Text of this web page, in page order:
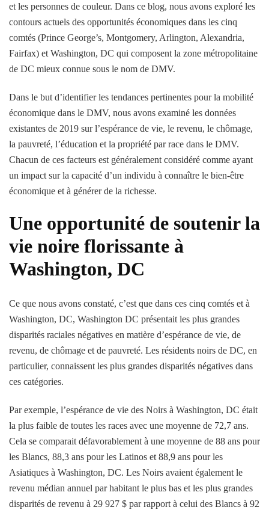
et les personnes de couleur. Dans ce blog, nous avons exploré les
contours actuels des opportunités économiques dans les cinq
comtés (Prince George’s, Montgomery, Arlington, Alexandria,
Fairfax) et Washington, DC qui composent la zone métropolitaine
de DC mieux connue sous le nom de DMV.
Dans le but d’identifier les tendances pertinentes pour la mobilité
économique dans le DMV, nous avons examiné les données
existantes de 2019 sur l’espérance de vie, le revenu, le chômage,
la pauvreté, l’éducation et la propriété par race dans le DMV.
Chacun de ces facteurs est généralement considéré comme ayant
un impact sur la capacité d’un individu à connaître le bien-être
économique et à générer de la richesse.
Une opportunité de soutenir la
vie noire florissante à
Washington, DC
Ce que nous avons constaté, c’est que dans ces cinq comtés et à
Washington, DC, Washington DC présentait les plus grandes
disparités raciales négatives en matière d’espérance de vie, de
revenu, de chômage et de pauvreté. Les résidents noirs de DC, en
particulier, connaissent les plus grandes disparités négatives dans
ces catégories.
Par exemple, l’espérance de vie des Noirs à Washington, DC était
la plus faible de toutes les races avec une moyenne de 72,7 ans.
Cela se comparait défavorablement à une moyenne de 88 ans pour
les Blancs, 88,3 ans pour les Latinos et 88,9 ans pour les
Asiatiques à Washington, DC. Les Noirs avaient également le
revenu médian annuel par habitant le plus bas et les plus grandes
disparités de revenu à 29 927 $ par rapport à celui des Blancs à 92